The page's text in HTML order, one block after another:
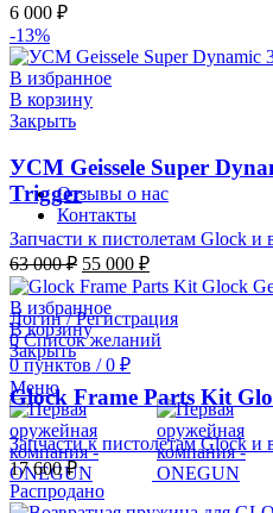
Отзывы о нас
Контакты
Логин / Регистрация
0Список желаний
0пунктов / 0 ₽
Меню
6 000 ₽
-13%
В избранное
В корзину
Закрыть
УСМ Geissele Super
Trigger
Запчасти к пистолетам Glock и
63 000₽ 55 000 ₽
В избранное
В корзину
Закрыть
Glock Frame Parts Kit
Запчасти к пистолетам Glock и
17 600₽
Распродано